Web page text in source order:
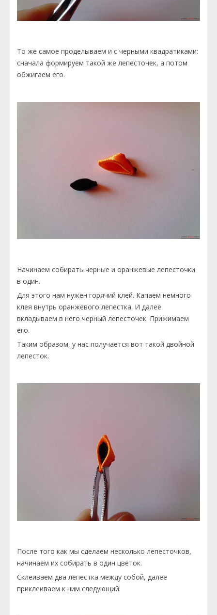
То же самое проделываем и с черными квадратиками:
сначала формируем такой же лепесточек, а потом
обжигаем его.
Начинаем собирать черные и оранжевые лепесточки
в один.
Для этого нам нужен горячий клей. Капаем немного
клея внутрь оранжевого лепестка. И далее
вкладываем в него черный лепесточек. Прижимаем
его.
Таким образом, у нас получается вот такой двойной
лепесток.
После того как мы сделаем несколько лепесточков,
начинаем их собирать в один цветок.
Склеиваем два лепестка между собой, далее
приклеиваем к ним следующий.